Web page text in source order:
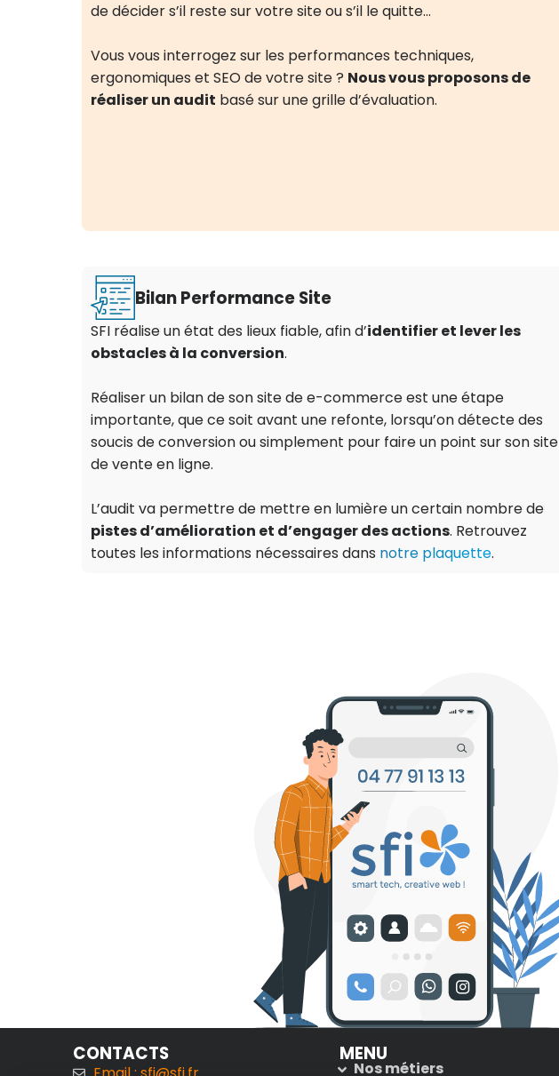
de décider s’il reste sur votre site ou s’il le quitte…
Vous vous interrogez sur les performances techniques,
ergonomiques et SEO de votre site ? Nous vous proposons de
réaliser un audit basé sur une grille d’évaluation.
Bilan Performance Site
SFI réalise un état des lieux fiable, afin d’identifier et lever les
obstacles à la conversion.
Réaliser un bilan de son site de e-commerce est une étape
importante, que ce soit avant une refonte, lorsqu’on détecte des
soucis de conversion ou simplement pour faire un point sur son site
de vente en ligne.
L’audit va permettre de mettre en lumière un certain nombre de
pistes d’amélioration et d’engager des actions. Retrouvez
toutes les informations nécessaires dans notre plaquette.
CONTACTS MENU
Nos métiers